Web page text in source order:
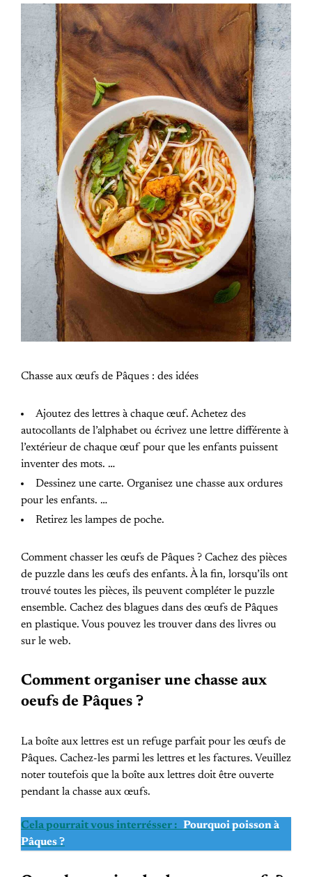
Chasse aux œufs de Pâques : des idées
Ajoutez des lettres à chaque œuf. Achetez des
autocollants de l’alphabet ou écrivez une lettre différente à
l’extérieur de chaque œuf pour que les enfants puissent
inventer des mots. …
Dessinez une carte. Organisez une chasse aux ordures
pour les enfants. …
Retirez les lampes de poche.
Comment chasser les œufs de Pâques ? Cachez des pièces
de puzzle dans les œufs des enfants. À la fin, lorsqu’ils ont
trouvé toutes les pièces, ils peuvent compléter le puzzle
ensemble. Cachez des blagues dans des œufs de Pâques
en plastique. Vous pouvez les trouver dans des livres ou
sur le web.
Comment organiser une chasse aux
oeufs de Pâques ?
La boîte aux lettres est un refuge parfait pour les œufs de
Pâques. Cachez-les parmi les lettres et les factures. Veuillez
noter toutefois que la boîte aux lettres doit être ouverte
pendant la chasse aux œufs.
Cela pourrait vous interrésser : Pourquoi poisson à
Pâques ?